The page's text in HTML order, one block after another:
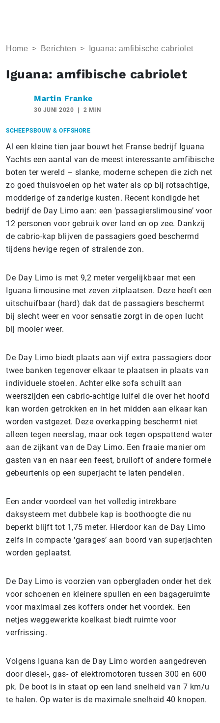
Home > Berichten > Iguana: amfibische cabriolet
Iguana: amfibische cabriolet
Martin Franke
30 JUNI 2020 2 MIN
SCHEEPSBOUW & OFFSHORE
Al een kleine tien jaar bouwt het Franse bedrijf Iguana
Yachts een aantal van de meest interessante amfibische
boten ter wereld – slanke, moderne schepen die zich net
zo goed thuisvoelen op het water als op bij rotsachtige,
modderige of zanderige kusten. Recent kondigde het
bedrijf de Day Limo aan: een ‘passagierslimousine’ voor
12 personen voor gebruik over land en op zee. Dankzij
de cabrio-kap blijven de passagiers goed beschermd
tijdens hevige regen of stralende zon.
De Day Limo is met 9,2 meter vergelijkbaar met een
Iguana limousine met zeven zitplaatsen. Deze heeft een
uitschuifbaar (hard) dak dat de passagiers beschermt
bij slecht weer en voor sensatie zorgt in de open lucht
bij mooier weer.
De Day Limo biedt plaats aan vijf extra passagiers door
twee banken tegenover elkaar te plaatsen in plaats van
individuele stoelen. Achter elke sofa schuilt aan
weerszijden een cabrio-achtige luifel die over het hoofd
kan worden getrokken en in het midden aan elkaar kan
worden vastgezet. Deze overkapping beschermt niet
alleen tegen neerslag, maar ook tegen opspattend water
aan de zijkant van de Day Limo. Een fraaie manier om
gasten van en naar een feest, bruiloft of andere formele
gebeurtenis op een superjacht te laten pendelen.
Een ander voordeel van het volledig intrekbare
daksysteem met dubbele kap is boothoogte die nu
beperkt blijft tot 1,75 meter. Hierdoor kan de Day Limo
zelfs in compacte ‘garages’ aan boord van superjachten
worden geplaatst.
De Day Limo is voorzien van opbergladen onder het dek
voor schoenen en kleinere spullen en een bagageruimte
voor maximaal zes koffers onder het voordek. Een
netjes weggewerkte koelkast biedt ruimte voor
verfrissing.
Volgens Iguana kan de Day Limo worden aangedreven
door diesel-, gas- of elektromotoren tussen 300 en 600
pk. De boot is in staat op een land snelheid van 7 km/u
te halen. Op water is de maximale snelheid 40 knopen.